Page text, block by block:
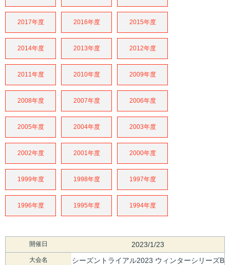
2017年度 2016年度 2015年度
2014年度 2013年度 2012年度
2011年度 2010年度 2009年度
2008年度 2007年度 2006年度
2005年度 2004年度 2003年度
2002年度 2001年度 2000年度
1999年度 1998年度 1997年度
1996年度 1995年度 1994年度
開催日 2023/1/23
大会名 シーズントライアル2023 ウィンターシリーズB